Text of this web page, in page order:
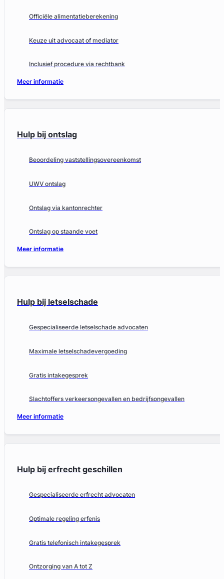
Officiële alimentatieberekening
Keuze uit advocaat of mediator
Inclusief procedure via rechtbank
Meer informatie
Hulp bij ontslag
Beoordeling vaststellingsovereenkomst
UWV ontslag
Ontslag via kantonrechter
Ontslag op staande voet
Meer informatie
Hulp bij letselschade
Gespecialiseerde letselschade advocaten
Maximale letselschadevergoeding
Gratis intakegesprek
Slachtoffers verkeersongevallen en bedrijfsongevallen
Meer informatie
Hulp bij erfrecht geschillen
Gespecialiseerde erfrecht advocaten
Optimale regeling erfenis
Gratis telefonisch intakegesprek
Ontzorging van A tot Z